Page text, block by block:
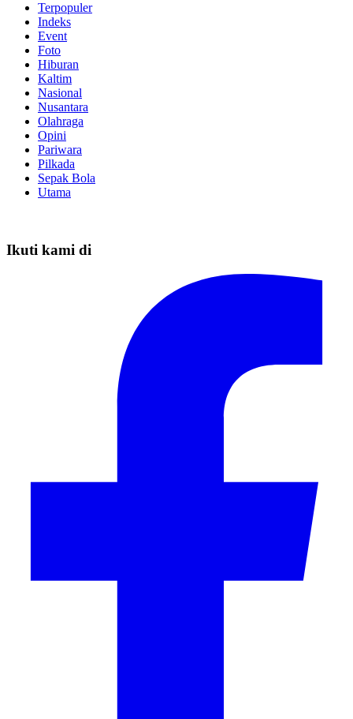
Terpopuler
Indeks
Event
Foto
Hiburan
Kaltim
Nasional
Nusantara
Olahraga
Opini
Pariwara
Pilkada
Sepak Bola
Utama
Ikuti kami di